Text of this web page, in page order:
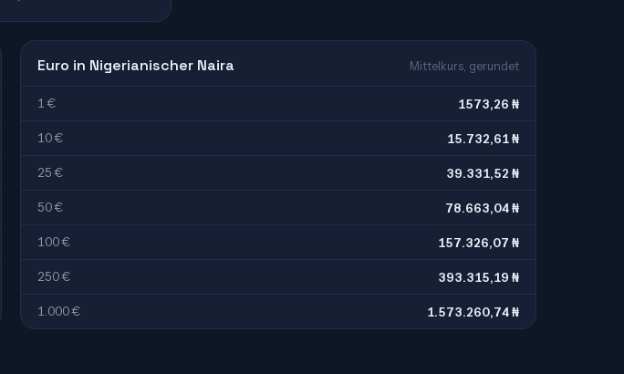
Euro in Nigerianischer Naira Mittelkurs, gerundet
1 € 1573,26 ₦
10 € 15.732,61 ₦
25 € 39.331,52 ₦
50 € 78.663,04 ₦
100 € 157.326,07 ₦
250 € 393.315,19 ₦
1.000 € 1.573.260,74 ₦